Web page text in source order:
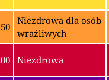
Niezdrowa dla osób
wrażliwych
Niezdrowa